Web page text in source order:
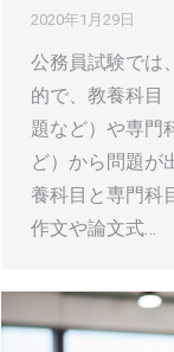
2020年1月29日
公務員試験では
的で、教養科目
題など）や専門
ど）から問題が
養科目と専門科
作文や論文式…